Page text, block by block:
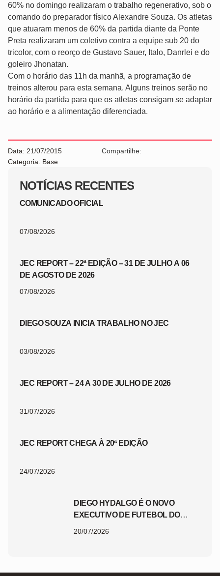
NOTÍCIAS RECENTES
COMUNICADO OFICIAL
07/08/2026
JEC REPORT – 22ª EDIÇÃO – 31 DE JULHO A 06
DE AGOSTO DE 2026
07/08/2026
DIEGO SOUZA INICIA TRABALHO NO JEC
03/08/2026
JEC REPORT – 24 A 30 DE JULHO DE 2026
31/07/2026
JEC REPORT CHEGA À 20ª EDIÇÃO
24/07/2026
DIEGO HYDALGO É O NOVO
EXECUTIVO DE FUTEBOL DO
20/07/2026
60% no domingo realizaram o trabalho regenerativo, sob o
comando do preparador físico Alexandre Souza. Os atletas
que atuaram menos de 60% da partida diante da Ponte
Preta realizaram um coletivo contra a equipe sub 20 do
tricolor, com o reorço de Gustavo Sauer, Italo, Danrlei e do
goleiro Jhonatan.
Com o horário das 11h da manhã, a programação de
treinos alterou para esta semana. Alguns treinos serão no
horário da partida para que os atletas consigam se adaptar
ao horário e a alimentação diferenciada.
Data: 21/07/2015
Categoria: Base
Compartilhe: